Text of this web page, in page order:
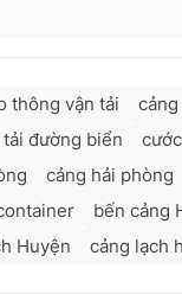
thông vận tải
tải đường biển
cảng hải phòng
bến cảng
Huyện
cảng lạch